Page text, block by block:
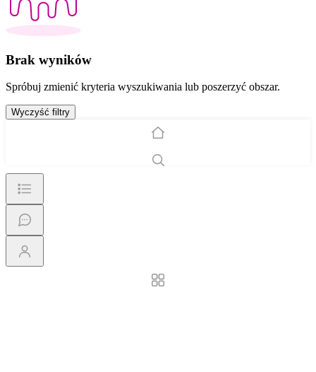
Brak wyników
Spróbuj zmienić kryteria wyszukiwania lub poszerzyć obszar.
Wyczyść filtry